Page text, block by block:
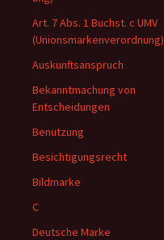
Art. 7 Abs. 1 Buchst. c UMV
(Unionsmarkenverordnung)
Auskunftsanspruch
Bekanntmachung von
Entscheidungen
Benutzung
Besichtigungsrecht
Bildmarke
C
Deutsche Marke